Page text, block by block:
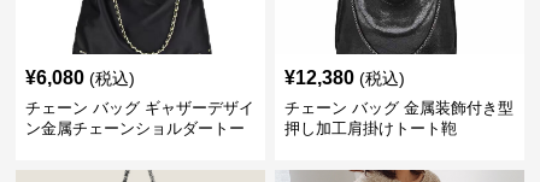
¥6,080 (税込)
チェーン バッグ ギャザーデザイ
ン金属チェーンショルダートー
¥12,380 (税込)
チェーン バッグ 金属装飾付き型
押し加工肩掛けトート鞄